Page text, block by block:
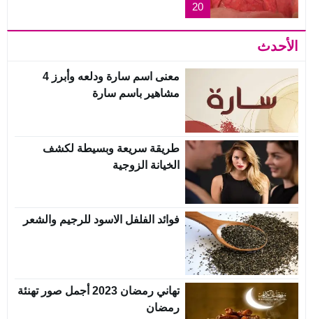
20
الأحدث
معنى اسم سارة ودلعه وأبرز 4
مشاهير باسم سارة
طريقة سريعة وبسيطة لكشف
الخيانة الزوجية
فوائد الفلفل الاسود للرجيم والشعر
تهاني رمضان 2023 أجمل صور تهنئة
رمضان